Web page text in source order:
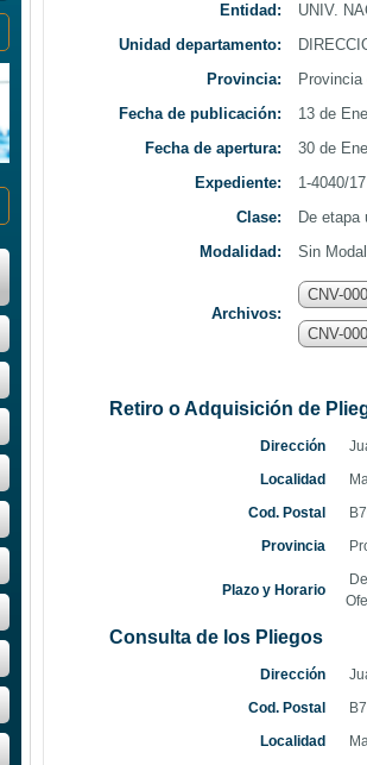
Entidad:
UNIV.
Unidad departamento:
Provincia:
Provincia
Fecha de publicación:
13 de
Fecha de apertura:
30 de
Expediente:
1-4040/17
Clase:
De etapa
Modalidad:
Sin
Archivos:
CNV-
CNV-
Retiro o Adquisición de
Dirección
Localidad
Cod. Postal
Provincia
Plazo y Horario
Consulta de los Pliegos
Dirección
Cod. Postal
Localidad